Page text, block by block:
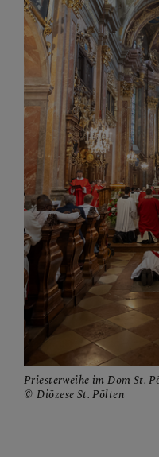
Familie
Priesterweihe im Dom St.
Diözese St. Pölten